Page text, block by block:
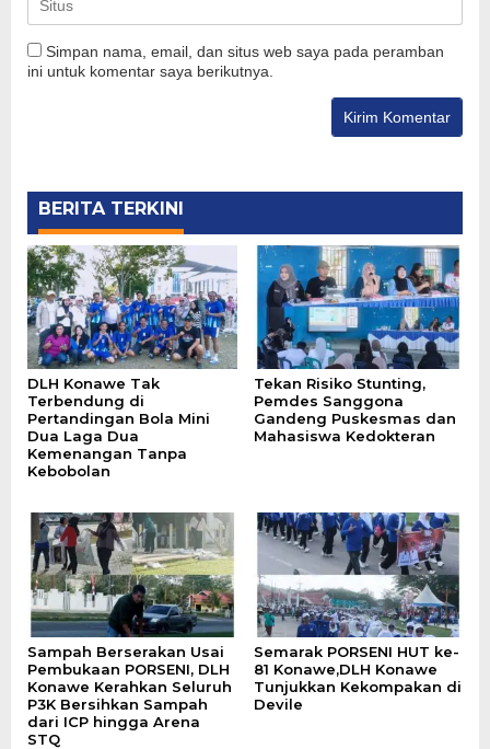
Simpan nama, email, dan situs web saya pada peramban
ini untuk komentar saya berikutnya.
BERITA TERKINI
DLH Konawe Tak
Terbendung di
Pertandingan Bola Mini
Dua Laga Dua
Kemenangan Tanpa
Kebobolan
Tekan Risiko Stunting,
Pemdes Sanggona
Gandeng Puskesmas dan
Mahasiswa Kedokteran
Sampah Berserakan Usai
Pembukaan PORSENI, DLH
Konawe Kerahkan Seluruh
P3K Bersihkan Sampah
dari ICP hingga Arena
STQ
Semarak PORSENI HUT ke-
81 Konawe,DLH Konawe
Tunjukkan Kekompakan di
Devile